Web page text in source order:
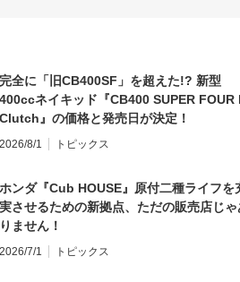
完全に「旧CB400SF」を超えた!? 新型
400ccネイキッド『CB400 SUPER FOUR
Clutch』の価格と発売日が決定！
2026/8/1 トピックス
ホンダ『Cub HOUSE』原付二種ライフを
実させるための新拠点、ただの販売店じゃ
りません！
2026/7/1 トピックス